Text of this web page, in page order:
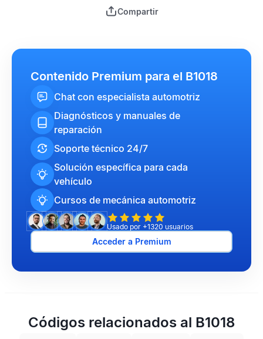
Compartir
Contenido Premium para el B1018
Chat con especialista automotriz
Diagnósticos y manuales de
reparación
Soporte técnico 24/7
Solución específica para cada
vehículo
Cursos de mecánica automotriz
Usado por +1320 usuarios
Acceder a Premium
Códigos relacionados al B1018